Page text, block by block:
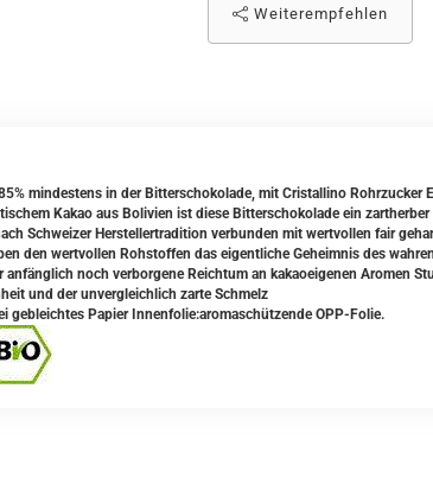
Weiterempfehlen
mindestens in der Bitterschokolade, mit Cristallino
Kakao aus Bolivien ist diese Bitterschokolade ein
Schweizer Herstellertradition verbunden mit wertvollen fair
den wertvollen Rohstoffen das eigentliche Geheimnis des
anfänglich noch verborgene Reichtum an kakaoeigenen Aromen
und der unvergleichlich zarte Schmelz
gebleichtes Papier Innenfolie:aromaschützende OPP-Folie.